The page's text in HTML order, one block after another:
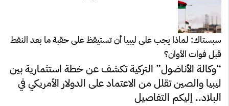
سبستاك: لماذا يجب على ليبيا أن تستيقظ على حقبة ما بعد النفط
قبل فوات الأوان؟
“وكالة الأناضول” التركية تكشف عن خطة استثمارية بين
ليبيا والصين تقلل من الاعتماد على الدولار الأمريكي في
البلاد.. إليكم التفاصيل